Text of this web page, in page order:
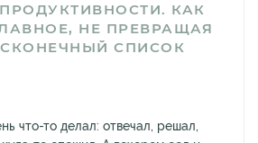
КАК
НЕ ПРЕВРАЩАЯ
СПИСОК
что-то делал: отвечал, решал,